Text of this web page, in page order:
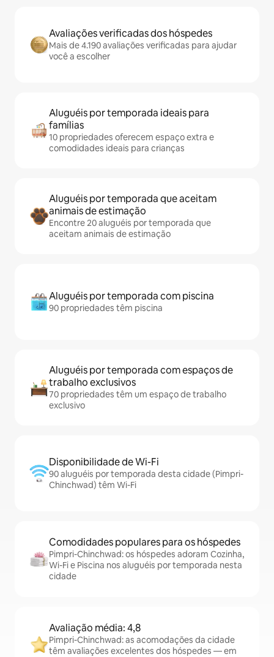
Avaliações verificadas dos hóspedes
Mais de 4.190 avaliações verificadas para ajudar
você a escolher
Aluguéis por temporada ideais para
famílias
10 propriedades oferecem espaço extra e
comodidades ideais para crianças
Aluguéis por temporada que aceitam
animais de estimação
Encontre 20 aluguéis por temporada que
aceitam animais de estimação
Aluguéis por temporada com piscina
90 propriedades têm piscina
Aluguéis por temporada com espaços de
trabalho exclusivos
70 propriedades têm um espaço de trabalho
exclusivo
Disponibilidade de Wi-Fi
90 aluguéis por temporada desta cidade (Pimpri-
Chinchwad) têm Wi-Fi
Comodidades populares para os hóspedes
Pimpri-Chinchwad: os hóspedes adoram Cozinha,
Wi-Fi e Piscina nos aluguéis por temporada nesta
cidade
Avaliação média: 4,8
Pimpri-Chinchwad: as acomodações da cidade
têm avaliações excelentes dos hóspedes — em